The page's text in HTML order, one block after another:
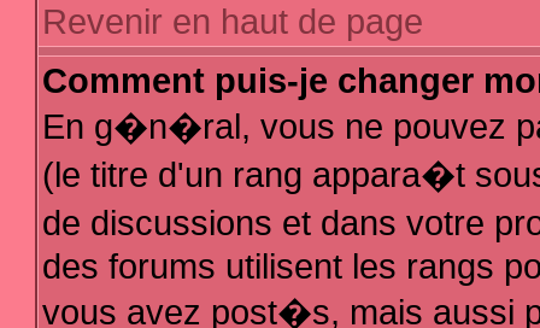
Revenir en haut de page
Comment puis-je changer
En g�n�ral, vous ne pouvez
(le titre d'un rang appara�t
de discussions et dans votre
des forums utilisent les rangs
vous avez post�s, mais aussi